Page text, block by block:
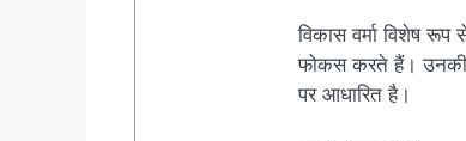
विकास वर्मा विशेष
फोकस करते हैं। उनकी
पर आधारित है।